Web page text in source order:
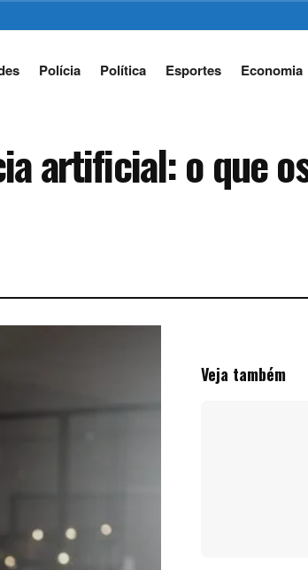
Polícia Política Esportes Economia
artificial: o que
Veja também